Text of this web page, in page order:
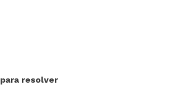
resolver